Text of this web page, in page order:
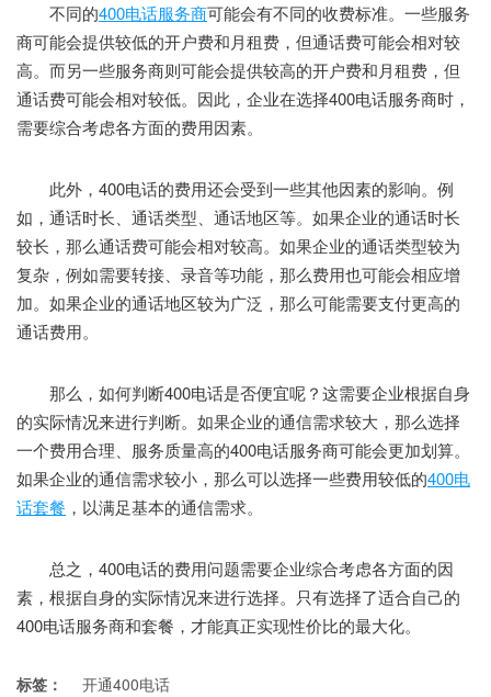
不同的400电话服务商可能会有不同的收费标准。一些服务
商可能会提供较低的开户费和月租费，但通话费可能会相对较
高。而另一些服务商则可能会提供较高的开户费和月租费，但
通话费可能会相对较低。因此，企业在选择400电话服务商时，
需要综合考虑各方面的费用因素。
此外，400电话的费用还会受到一些其他因素的影响。例
如，通话时长、通话类型、通话地区等。如果企业的通话时长
较长，那么通话费可能会相对较高。如果企业的通话类型较为
复杂，例如需要转接、录音等功能，那么费用也可能会相应增
加。如果企业的通话地区较为广泛，那么可能需要支付更高的
通话费用。
那么，如何判断400电话是否便宜呢？这需要企业根据自身
的实际情况来进行判断。如果企业的通信需求较大，那么选择
一个费用合理、服务质量高的400电话服务商可能会更加划算。
如果企业的通信需求较小，那么可以选择一些费用较低的400电
话套餐 ，以满足基本的通信需求。
总之，400电话的费用问题需要企业综合考虑各方面的因
素，根据自身的实际情况来进行选择。只有选择了适合自己的
400电话服务商和套餐，才能真正实现性价比的最大化。
标签： 开通400电话